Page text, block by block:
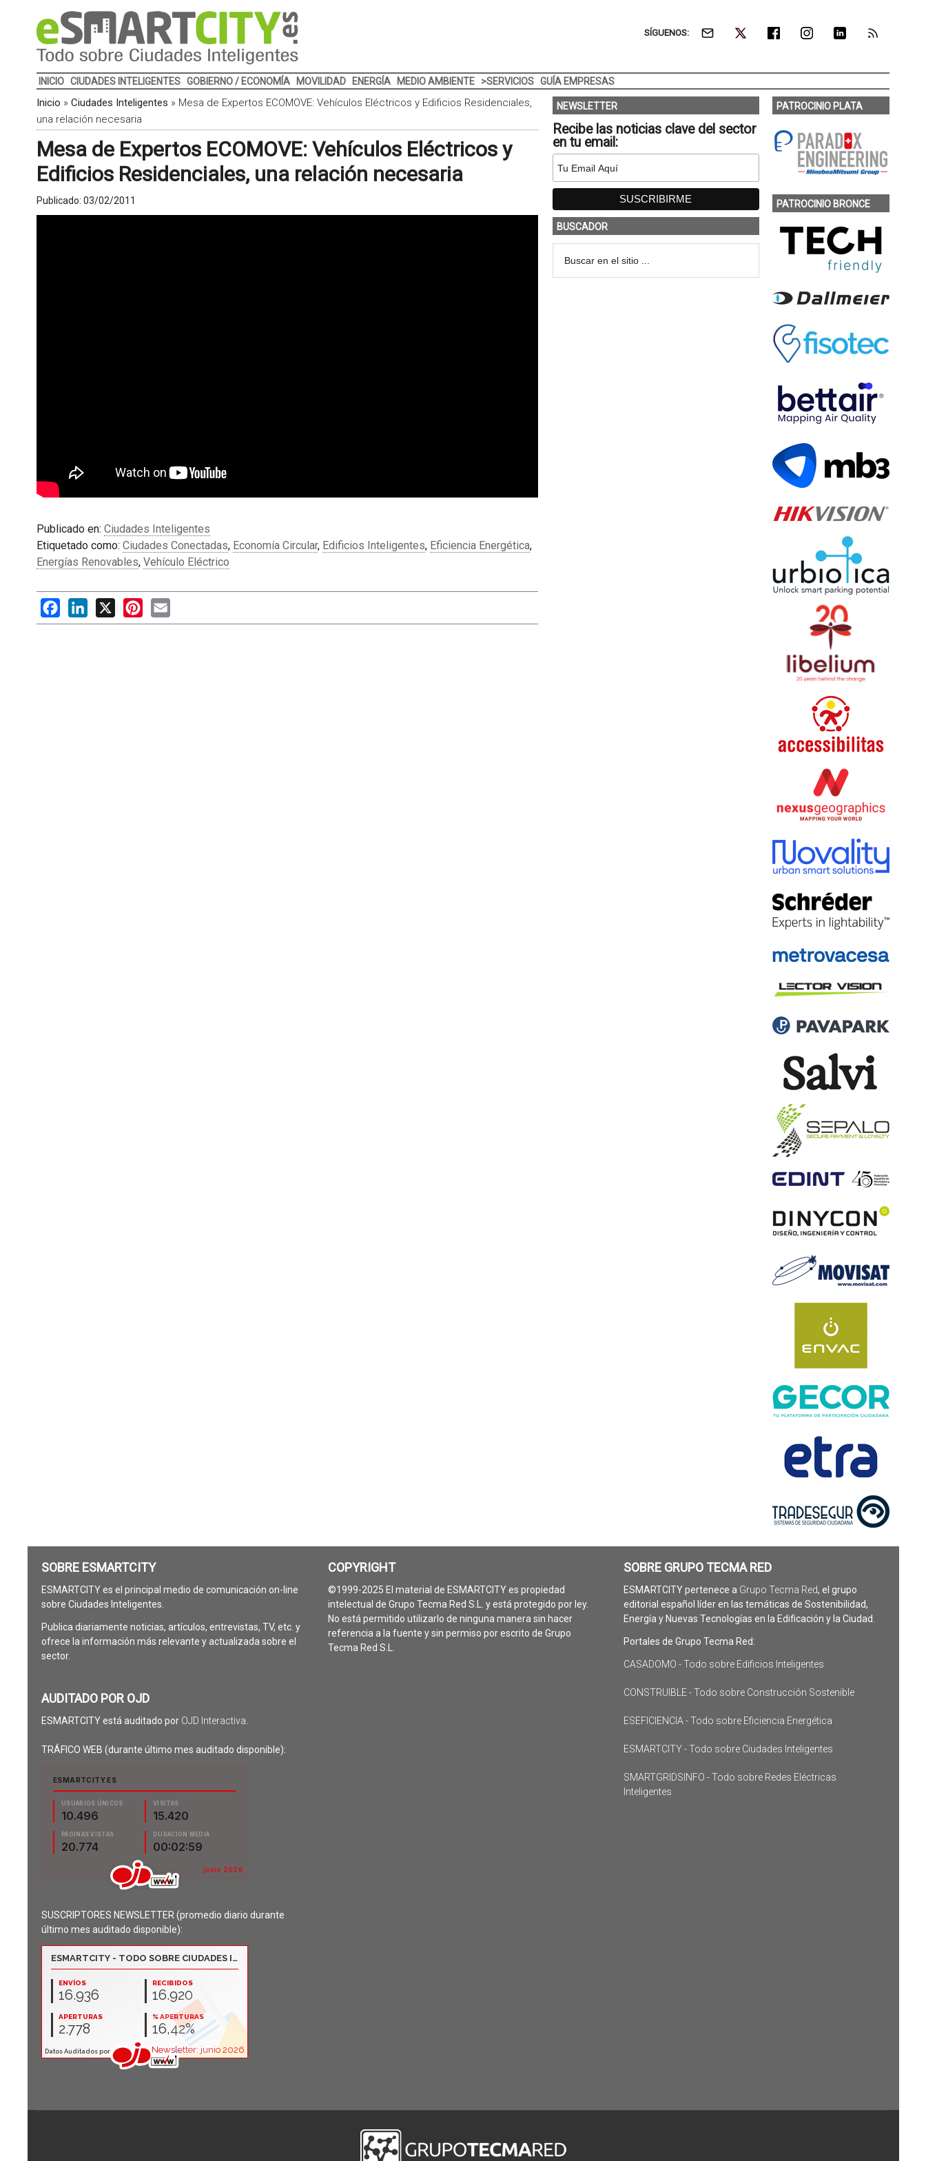
SÍGUENOS:
INICIO CIUDADES INTELIGENTES GOBIERNO / ECONOMÍA MOVILIDAD ENERGÍA MEDIO AMBIENTE >SERVICIOS GUÍA EMPRESAS
Inicio » Ciudades Inteligentes » Mesa de Expertos ECOMOVE: Vehículos Eléctricos y Edificios Residenciales,
una relación necesaria
Mesa de Expertos ECOMOVE: Vehículos Eléctricos y
Edificios Residenciales, una relación necesaria
Publicado: 03/02/2011
Publicado en: Ciudades Inteligentes
Etiquetado como: Ciudades Conectadas, Economía Circular, Edificios Inteligentes, Eficiencia Energética,
Energías Renovables, Vehículo Eléctrico
FacebookLinkedIn
X PinterestEmail
NEWSLETTER
Recibe las noticias clave del sector
en tu email:
BUSCADOR
PATROCINIO PLATA
PATROCINIO BRONCE
SOBRE ESMARTCITY
ESMARTCITY es el principal medio de comunicación on-line
sobre Ciudades Inteligentes.
Publica diariamente noticias, artículos, entrevistas, TV, etc. y
ofrece la información más relevante y actualizada sobre el
sector.
AUDITADO POR OJD
ESMARTCITY está auditado por OJD Interactiva
TRÁFICO WEB (durante último mes auditado disponible):
SUSCRIPTORES NEWSLETTER (promedio diario durante
último mes auditado disponible):
COPYRIGHT
©1999-2025 El material de ESMARTCITY es propiedad
intelectual de Grupo Tecma Red S.L. y está protegido por ley.
No está permitido utilizarlo de ninguna manera sin hacer
referencia a la fuente y sin permiso por escrito de Grupo
Tecma Red S.L.
SOBRE GRUPO TECMA RED
ESMARTCITY pertenece a Grupo Tecma Red, el grupo
editorial español líder en las temáticas de Sostenibilidad,
Energía y Nuevas Tecnologías en la Edificación y la Ciudad.
Portales de Grupo Tecma Red:
CASADOMO - Todo sobre Edificios Inteligentes
CONSTRUIBLE - Todo sobre Construcción Sostenible
ESEFICIENCIA - Todo sobre Eficiencia Energética
ESMARTCITY - Todo sobre Ciudades Inteligentes
SMARTGRIDSINFO - Todo sobre Redes Eléctricas
Inteligentes